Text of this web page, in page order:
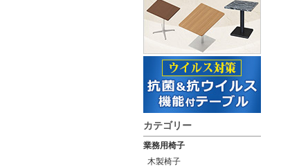
カテゴリー
業務用椅子
木製椅子